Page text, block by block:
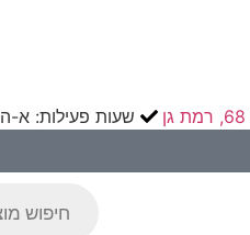
שעות פעילות: א-ה 9:00-19:00